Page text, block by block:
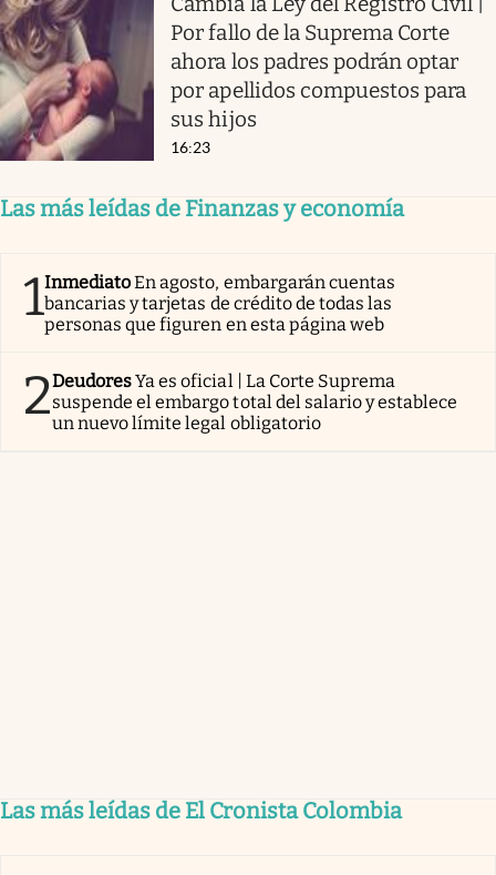
Por fallo de la Suprema Corte
ahora los padres podrán optar
por apellidos compuestos para
sus hijos
16:23
Las más leídas de Finanzas y economía
1InmediatoEn agosto, embargarán cuentas
bancarias y tarjetas de crédito de todas las
personas que figuren en esta página web
2DeudoresYa es oficial | La Corte Suprema
suspende el embargo total del salario y establece
un nuevo límite legal obligatorio
Las más leídas de El Cronista Colombia